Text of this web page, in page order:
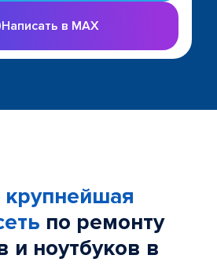
Написать в MAX
крупнейшая
по ремонту
и ноутбуков в